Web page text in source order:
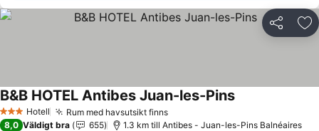
Dela
3 StjärnorHotell Rum med havsutsikt finnsSe priser
B&B HOTEL Antibes Juan-les-PinsSe priser
8,0 Väldigt bra 655 1.3 km till Antibes - Juan-les-Pins Balnéaires